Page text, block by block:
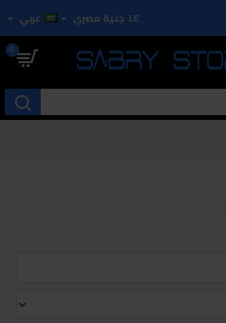
LE جنية مصري عربي
0